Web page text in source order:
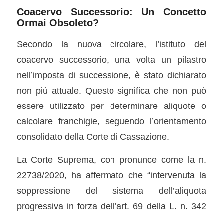
Coacervo Successorio: Un Concetto
Ormai Obsoleto?
Secondo la nuova circolare, l’istituto del
coacervo successorio, una volta un pilastro
nell’imposta di successione, è stato dichiarato
non più attuale. Questo significa che non può
essere utilizzato per determinare aliquote o
calcolare franchigie, seguendo l’orientamento
consolidato della Corte di Cassazione.
La Corte Suprema, con pronunce come la n.
22738/2020, ha affermato che “intervenuta la
soppressione del sistema dell’aliquota
progressiva in forza dell’art. 69 della L. n. 342